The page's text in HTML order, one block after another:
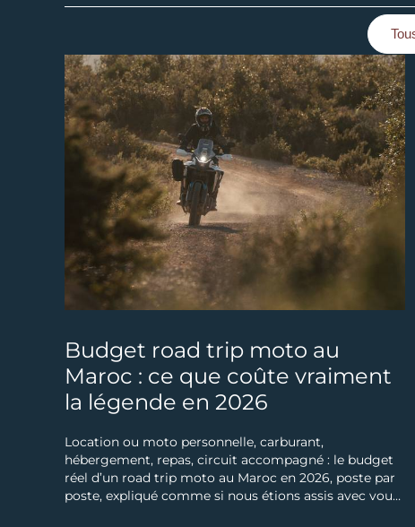
Budget road trip moto au
Maroc : ce que coûte vraiment
la légende en 2026
Location ou moto personnelle, carburant,
hébergement, repas, circuit accompagné : le budget
réel d’un road trip moto au Maroc en 2026, poste par
poste, expliqué comme si nous étions assis avec vous.